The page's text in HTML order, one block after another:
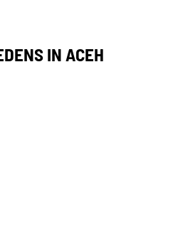
IN ACEH